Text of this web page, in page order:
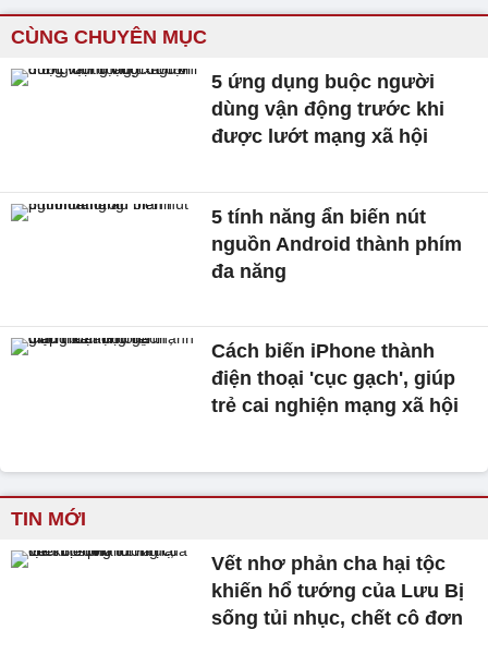
CÙNG CHUYÊN MỤC
5 ứng dụng buộc người
dùng vận động trước khi
được lướt mạng xã hội
5 tính năng ẩn biến nút
nguồn Android thành phím
đa năng
Cách biến iPhone thành
điện thoại 'cục gạch', giúp
trẻ cai nghiện mạng xã hội
TIN MỚI
Vết nhơ phản cha hại tộc
khiến hổ tướng của Lưu Bị
sống tủi nhục, chết cô đơn